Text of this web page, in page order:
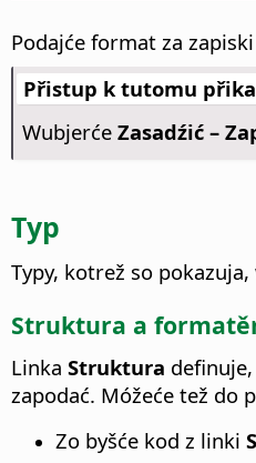
Podajće format za
Přistup k tutomu
Wubjerće Zasadźić –
Typ
Typy, kotrež so
Struktura a
Linka Struktura
zapodać. Móžeće tež do
Zo byšće kod z linki